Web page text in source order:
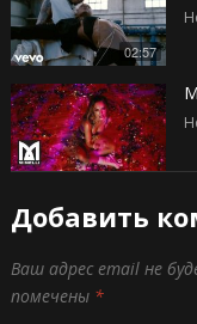
02:57
Добавить
Ваш адрес email не
помечены *